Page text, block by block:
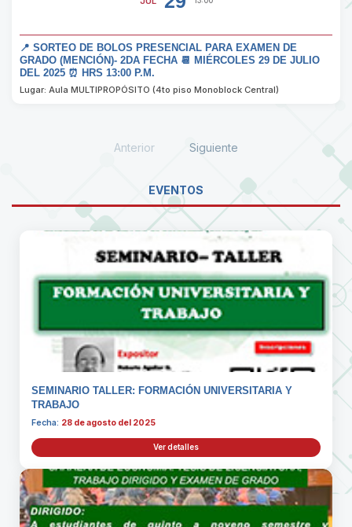
📍 SORTEO DE BOLOS PRESENCIAL PARA EXAMEN DE
GRADO (MENCIÓN)- 2DA FECHA 📆 MIÉRCOLES 29 DE JULIO
DEL 2025 ⏰ HRS 13:00 P.M.
Lugar: Aula MULTIPROPÓSITO (4to piso Monoblock Central)
Anterior Siguiente
EVENTOS
SEMINARIO TALLER: FORMACIÓN UNIVERSITARIA Y
TRABAJO
Fecha: 28 de agosto del 2025
Ver detalles